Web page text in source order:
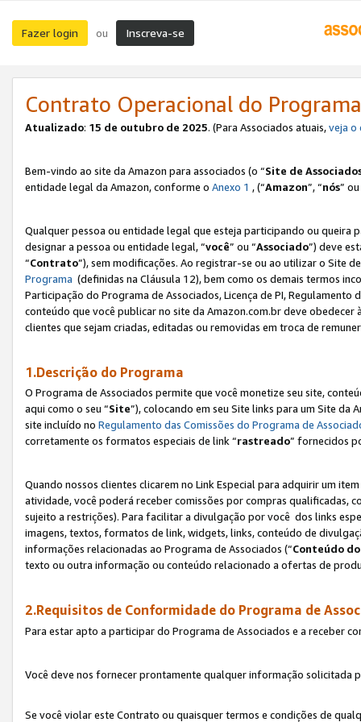
Fazer login ou Inscreva-se
Contrato Operacional do
Atualizado: 15 de outubro de 2025. (Para Associados atuais,veja o
Bem-vindo ao site da Amazon para associados (o “Site de
entidade legal da Amazon, conforme o Anexo 1 , (“Amazon”, “nós”
Qualquer pessoa ou entidade legal que esteja participando ou queira
designar a pessoa ou entidade legal, “você” ou “Associado”) deve
“Contrato”), sem modificações. Ao registrar-se ou ao utilizar o Site
Programa (definidas na Cláusula 12), bem como os demais termos
Participação do Programa de Associados, Licença de PI,
conteúdo que você publicar no site da Amazon.com.br deve
clientes que sejam criadas, editadas ou removidas em troca de
1.Descrição do Programa
O Programa de Associados permite que você monetize seu site,
aqui como o seu “Site”), colocando em seu Site links para um Site da
site incluído no Regulamento das Comissões do Programa de
corretamente os formatos especiais de link “rastreado” fornecidos
Quando nossos clientes clicarem no Link Especial para adquirir um
atividade, você poderá receber comissões por compras qualificadas,
sujeito a restrições). Para facilitar a divulgação por você dos links
imagens, textos, formatos de link, widgets, links, conteúdo de
informações relacionadas ao Programa de Associados (“Conteúdo
texto ou outra informação ou conteúdo relacionado a ofertas de
2.Requisitos de Conformidade do Programa de
Para estar apto a participar do Programa de Associados e a receber
Você deve nos fornecer prontamente qualquer informação solicitada
Se você violar este Contrato ou quaisquer termos e condições de